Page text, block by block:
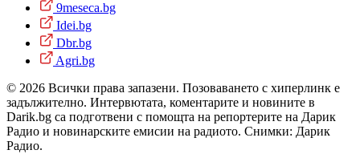
9meseca.bg
Idei.bg
Dbr.bg
Agri.bg
© 2026 Всички права запазени. Позоваването с хиперлинк е
задължително. Интервютата, коментарите и новините в
Darik.bg са подготвени с помощта на репортерите на Дарик
Радио и новинарските емисии на радиото. Снимки: Дарик
Радио.